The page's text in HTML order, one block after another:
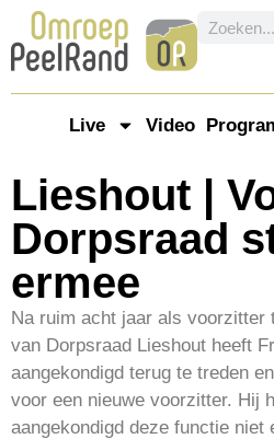
Live Video
Lieshout |
Dorpsraad
ermee
Na ruim acht jaar als voorzitter
van Dorpsraad Lieshout heeft
aangekondigd terug te treden
voor een nieuwe voorzitter. Hij
aangekondigd deze functie niet